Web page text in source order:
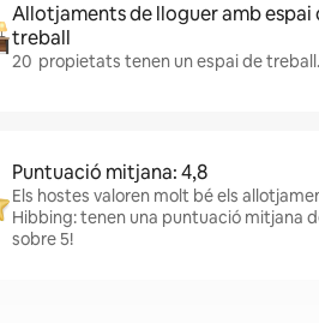
Allotjaments de lloguer amb espai
treball
20 propietats tenen un espai de treball.
Puntuació mitjana: 4,8
Els hostes valoren molt bé els
Hibbing: tenen una puntuació mitjana
sobre 5!